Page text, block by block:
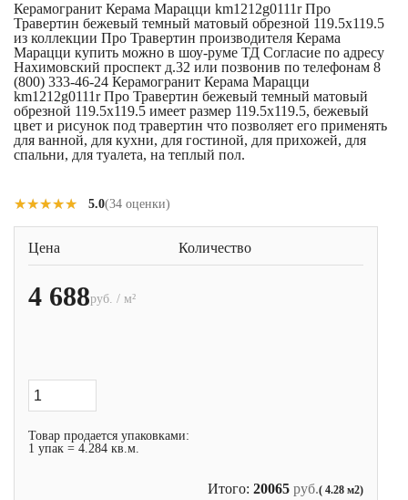
Керамогранит Керама Марацци km1212g0111r Про
Травертин бежевый темный матовый обрезной 119.5x119.5
из коллекции Про Травертин производителя Керама
Марацци купить можно в шоу-руме ТД Согласие по адресу
Нахимовский проспект д.32 или позвонив по телефонам 8
(800) 333-46-24 Керамогранит Керама Марацци
km1212g0111r Про Травертин бежевый темный матовый
обрезной 119.5x119.5 имеет размер 119.5x119.5, бежевый
цвет и рисунок под травертин что позволяет его применять
для ванной, для кухни, для гостиной, для прихожей, для
спальни, для туалета, на теплый пол.
★★★★★
★★★★★ 5.0(34 оценки)
Цена Количество
4 688руб. / м²
Товар продается упаковками:
1 упак = 4.284 кв.м.
Итого: 20065 руб.( 4.28 м2)